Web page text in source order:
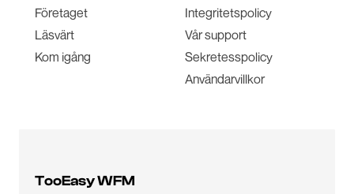
Företaget
Läsvärt
Kom igång
Integritetspolicy
Vår support
Sekretesspolicy
Användarvillkor
TooEasy WFM